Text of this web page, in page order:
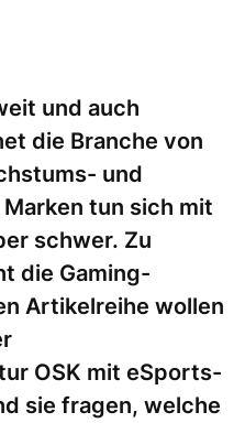
und auch
die Branche von
und
tun sich mit
schwer. Zu
die Gaming-
Artikelreihe wollen
OSK mit eSports-
sie fragen, welche